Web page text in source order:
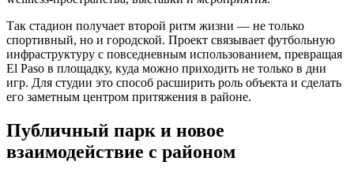
Так стадион получает второй ритм жизни — не только
спортивный, но и городской. Проект связывает футбольную
инфраструктуру с повседневным использованием, превращая
El Paso в площадку, куда можно приходить не только в дни
игр. Для студии это способ расширить роль объекта и сделать
его заметным центром притяжения в районе.
Публичный парк и новое
взаимодействие с районом